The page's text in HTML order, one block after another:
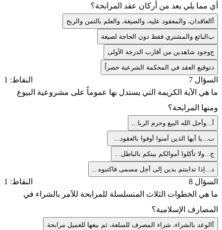
أي مما يلي يعد من أركان عقد المرابحة؟
العاقدان، والمعقود عليه، والصيغة، والعلم بالثمن والربح
بالبائع والمشتري فقط دون الحاجة لصيغة
جوجود شاهدين من أقارب الدرجة الأولى
توقيع العقد في المحكمة الشرعية حصراً
السؤال 7
النقاط: 1
ما هي الآية الكريمة التي يستدل بها عموماً على مشروعية البيوع
ومنها المرابحة؟
...وأحل الله البيع وحرم الربا...
ب...يا أيها الذين آمنوا أوفوا بالعقود...
ج...ولا تأكلوا أموالكم بينكم بالباطل...
...إذا تداينتم بدين إلى أجل مسمى فاكتبوه...
السؤال 8
النقاط: 1
ما هي الخطوات الثلاث المتسلسلة للمرابحة للآمر بالشراء في
المصارف الإسلامية؟
الوعد بالشراء، شراء المصرف للسلعة، ثم بيعها للعميل مرابحة